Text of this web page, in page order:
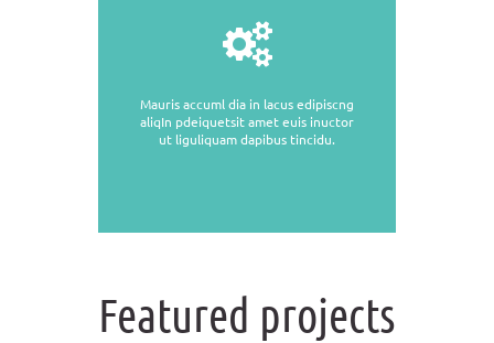
Mauris accuml dia in lacus edipiscng
aliqIn pdeiquetsit amet euis inuctor
ut liguliquam dapibus tincidu.
Featured projects